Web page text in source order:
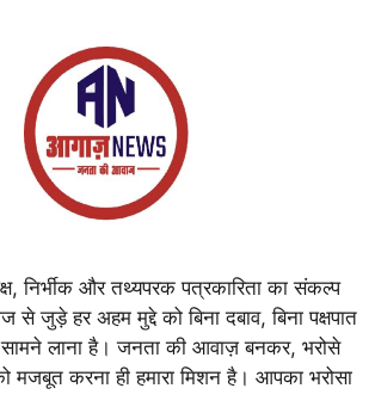
निर्भीक और तथ्यपरक पत्रकारिता का संकल्प
से जुड़े हर अहम मुद्दे को बिना दबाव, बिना पक्षपात
लाना है। जनता की आवाज़ बनकर, भरोसे
करना ही हमारा मिशन है। आपका भरोसा